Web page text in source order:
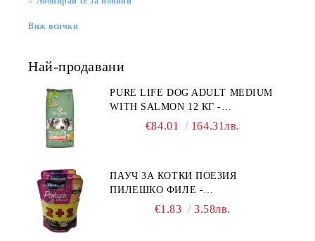
Виж всички
Най-продавани
PURE LIFE DOG ADULT MEDIUM
WITH SALMON 12 КГ -
ПЪЛНОЦЕННА ХРАНА ЗА
БЕЗ ЗЪРНО, БЕЗ ГЛУТЕН.
ПРОИЗВЕДЕНА ВЪВ ФРАНЦИЯ.
€84.01 164.31лв.
ПАУЧ ЗА КОТКИ ПОЕЗИЯ
ПИЛЕШКО ФИЛЕ -
ПРОМОКОМПЛЕКТ 3 БР.
€1.83 3.58лв.